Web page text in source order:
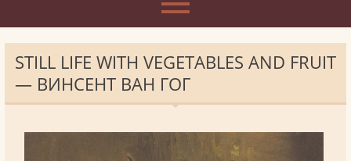
STILL LIFE WITH VEGETABLES AND FRUIT
— ВИНСЕНТ ВАН ГОГ